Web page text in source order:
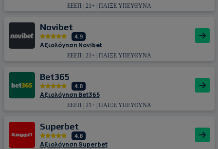
ΕΕΕΠ | 21+ | ΠΑΙΞΕ ΥΠΕΥΘΥΝΑ
Novibet
4.9
Αξιολόγηση Novibet
ΕΕΕΠ | 21+ | ΠΑΙΞΕ ΥΠΕΥΘΥΝΑ
Bet365
4.8
Αξιολόγηση Bet365
ΕΕΕΠ | 21+ | ΠΑΙΞΕ ΥΠΕΥΘΥΝΑ
Superbet
4.8
Αξιολόγηση Superbet